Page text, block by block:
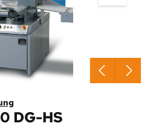
5 von 5 Sternen
DG-HS